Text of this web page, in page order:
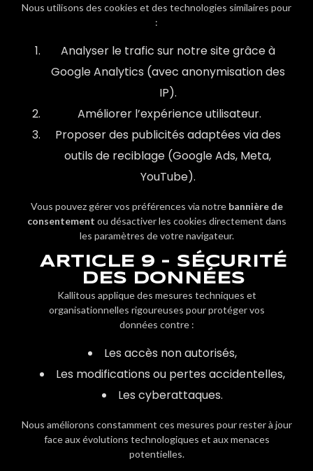
Nous utilisons des cookies et des technologies similaires pour
:
Analyser le trafic sur notre site grâce à
Google Analytics (avec anonymisation des
IP).
Améliorer l’expérience utilisateur.
Proposer des publicités adaptées via des
outils de reciblage (Google Ads, Meta,
YouTube).
Vous pouvez gérer vos préférences via notre bannière de
consentement ou désactiver les cookies directement dans
les paramètres de votre navigateur.
ARTICLE 9 - SÉCURITÉ
DES DONNÉES
Kallitous applique des mesures techniques et
organisationnelles rigoureuses pour protéger vos
données contre :
Les accès non autorisés,
Les modifications ou pertes accidentelles,
Les cyberattaques.
Nous améliorons constamment ces mesures pour rester à jour
face aux évolutions technologiques et aux menaces
potentielles.